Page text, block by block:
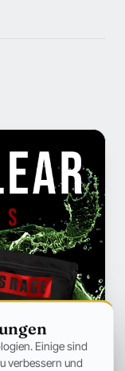
Einige sind
verbessern und